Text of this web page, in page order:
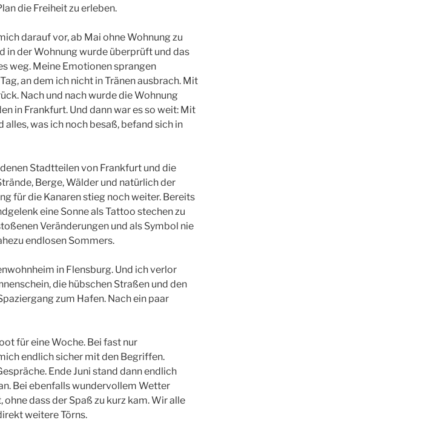
die Freiheit zu erleben.
darauf vor, ab Mai ohne Wohnung zu
in der Wohnung wurde überprüft und das
weg. Meine Emotionen sprangen
an dem ich nicht in Tränen ausbrach. Mit
Nach und nach wurde die Wohnung
in Frankfurt. Und dann war es so weit: Mit
was ich noch besaß, befand sich in
Stadtteilen von Frankfurt und die
Berge, Wälder und natürlich der
für die Kanaren stieg noch weiter. Bereits
eine Sonne als Tattoo stechen zu
Veränderungen und als Symbol nie
endlosen Sommers.
in Flensburg. Und ich verlor
die hübschen Straßen und den
zum Hafen. Nach ein paar
für eine Woche. Bei fast nur
endlich sicher mit den Begriffen.
Ende Juni stand dann endlich
Bei ebenfalls wundervollem Wetter
dass der Spaß zu kurz kam. Wir alle
weitere Törns.